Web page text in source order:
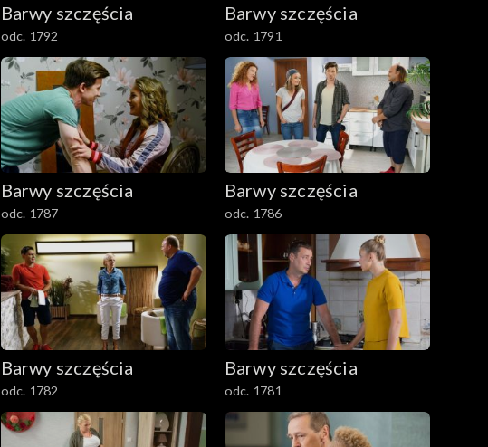
Barwy szczęścia
odc. 1792
Barwy szczęścia
odc. 1791
Barwy szczęścia
odc. 1787
Barwy szczęścia
odc. 1786
Barwy szczęścia
odc. 1782
Barwy szczęścia
odc. 1781